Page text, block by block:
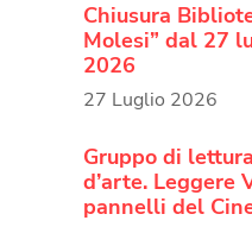
Chiusura
Molesi” dal 27
2026
27 Luglio 2026
Gruppo di
d’arte. Leggere
pannelli del